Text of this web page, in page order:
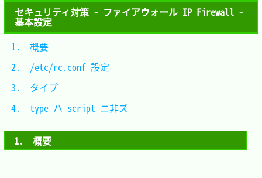
セキュリティ対策 - ファイアウォール IP Firewall -
基本設定
1.　概要